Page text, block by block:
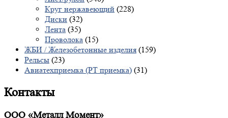
Круг нержавеющий (228)
Диски (32)
Лента (35)
Проволока (15)
ЖБИ / Железобетонные изделия (159)
Рельсы (23)
Авиатехприемка (РТ приемка) (31)
Контакты
ООО «Металл Момент»